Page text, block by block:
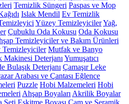
Temizlik Süngeri Paspas ve Mop
Islak Mendil Ev Temizlik
Yüzey TemizleyicilerYağ,
Çubuklu Oda Kokusu Oda Kokusu
Temizleyiciler ve Bakım Ürünleri
Temizleyiciler Mutfak ve Banyo
Makinesi Deterjanı Yumuşatıcı
Bulaşık Deterjanı Çamaşır Leke
Arabası ve Çantası Eğlence
Puzzle Hobi Malzemeleri Hobi
Ahşap Boyaları Akrilik Boyalar
Seti Eskitme Boyası Cam ve Seramik